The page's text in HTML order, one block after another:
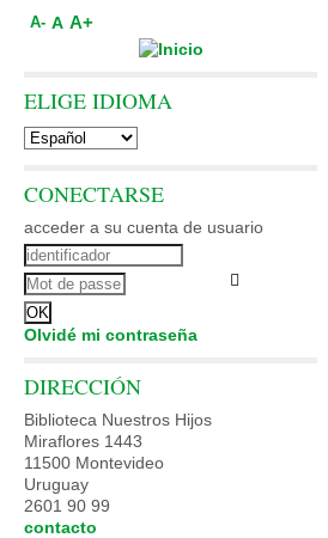
A- A A+
ELIGE IDIOMA
CONECTARSE
acceder a su cuenta de usuario
Olvidé mi contraseña
DIRECCIÓN
Biblioteca Nuestros Hijos
Miraflores 1443
11500 Montevideo
Uruguay
2601 90 99
contacto